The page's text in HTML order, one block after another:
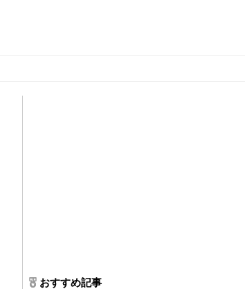
おすすめ記事